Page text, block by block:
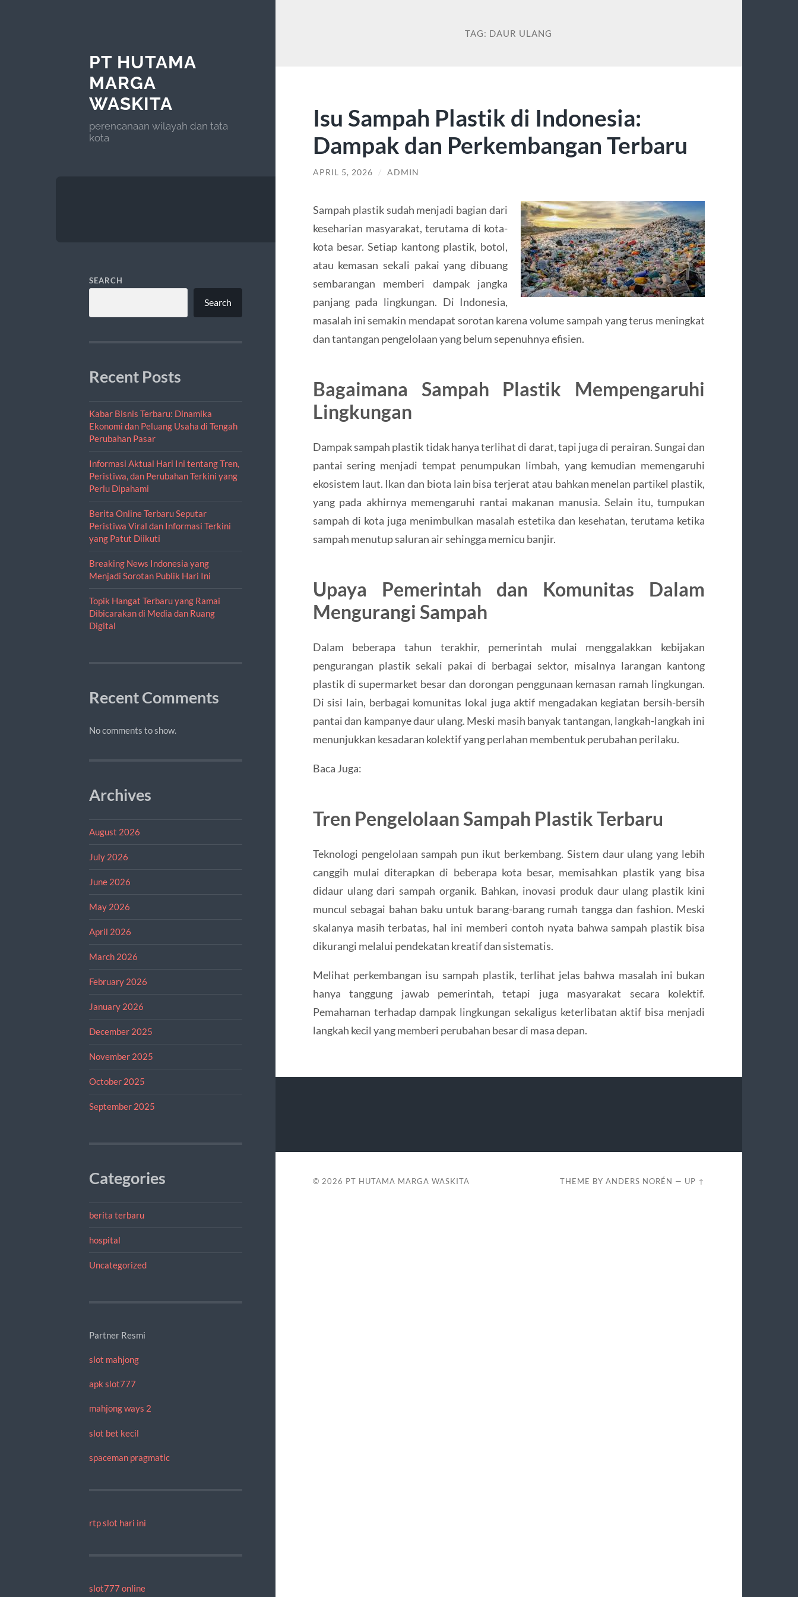
PT HUTAMA
MARGA
WASKITA
perencanaan wilayah dan tata
kota
SEARCH
Search
Recent Posts
Kabar Bisnis Terbaru: Dinamika
Ekonomi dan Peluang Usaha di Tengah
Perubahan Pasar
Informasi Aktual Hari Ini tentang Tren,
Peristiwa, dan Perubahan Terkini yang
Perlu Dipahami
Berita Online Terbaru Seputar
Peristiwa Viral dan Informasi Terkini
yang Patut Diikuti
Breaking News Indonesia yang
Menjadi Sorotan Publik Hari Ini
Topik Hangat Terbaru yang Ramai
Dibicarakan di Media dan Ruang
Digital
Recent Comments
No comments to show.
Archives
August 2026
July 2026
June 2026
May 2026
April 2026
March 2026
February 2026
January 2026
December 2025
November 2025
October 2025
September 2025
Categories
berita terbaru
hospital
Uncategorized
Partner Resmi
slot mahjong
apk slot777
mahjong ways 2
slot bet kecil
spaceman pragmatic
rtp slot hari ini
slot777 online
TAG: DAUR ULANG
Isu Sampah Plastik di Indonesia:
Dampak dan Perkembangan Terbaru
APRIL 5, 2026 / ADMIN
Sampah plastik sudah menjadi bagian dari
keseharian masyarakat, terutama di kota-
kota besar. Setiap kantong plastik, botol,
atau kemasan sekali pakai yang dibuang
sembarangan memberi dampak jangka
panjang pada lingkungan. Di Indonesia,
masalah ini semakin mendapat sorotan karena volume sampah yang terus meningkat
dan tantangan pengelolaan yang belum sepenuhnya efisien.
Bagaimana Sampah Plastik Mempengaruhi
Lingkungan
Dampak sampah plastik tidak hanya terlihat di darat, tapi juga di perairan. Sungai dan
pantai sering menjadi tempat penumpukan limbah, yang kemudian memengaruhi
ekosistem laut. Ikan dan biota lain bisa terjerat atau bahkan menelan partikel plastik,
yang pada akhirnya memengaruhi rantai makanan manusia. Selain itu, tumpukan
sampah di kota juga menimbulkan masalah estetika dan kesehatan, terutama ketika
sampah menutup saluran air sehingga memicu banjir.
Upaya Pemerintah dan Komunitas Dalam
Mengurangi Sampah
Dalam beberapa tahun terakhir, pemerintah mulai menggalakkan kebijakan
pengurangan plastik sekali pakai di berbagai sektor, misalnya larangan kantong
plastik di supermarket besar dan dorongan penggunaan kemasan ramah lingkungan.
Di sisi lain, berbagai komunitas lokal juga aktif mengadakan kegiatan bersih-bersih
pantai dan kampanye daur ulang. Meski masih banyak tantangan, langkah-langkah ini
menunjukkan kesadaran kolektif yang perlahan membentuk perubahan perilaku.
Baca Juga:
Tren Pengelolaan Sampah Plastik Terbaru
Teknologi pengelolaan sampah pun ikut berkembang. Sistem daur ulang yang lebih
canggih mulai diterapkan di beberapa kota besar, memisahkan plastik yang bisa
didaur ulang dari sampah organik. Bahkan, inovasi produk daur ulang plastik kini
muncul sebagai bahan baku untuk barang-barang rumah tangga dan fashion. Meski
skalanya masih terbatas, hal ini memberi contoh nyata bahwa sampah plastik bisa
dikurangi melalui pendekatan kreatif dan sistematis.
Melihat perkembangan isu sampah plastik, terlihat jelas bahwa masalah ini bukan
hanya tanggung jawab pemerintah, tetapi juga masyarakat secara kolektif.
Pemahaman terhadap dampak lingkungan sekaligus keterlibatan aktif bisa menjadi
langkah kecil yang memberi perubahan besar di masa depan.
© 2026 PT HUTAMA MARGA WASKITA THEME BYANDERS NORÉN — UP ↑